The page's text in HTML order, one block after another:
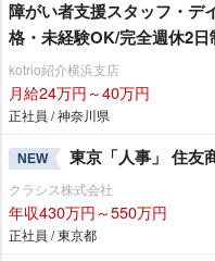
障がい者支援スタッフ・デ
格・未経験OK/完全週休2日
kotrio紹介横浜支店
月給24万円～40万円
正社員 / 神奈川県
NEW 東京「人事」 住友
クラシス株式会社
年収430万円～550万円
正社員 / 東京都